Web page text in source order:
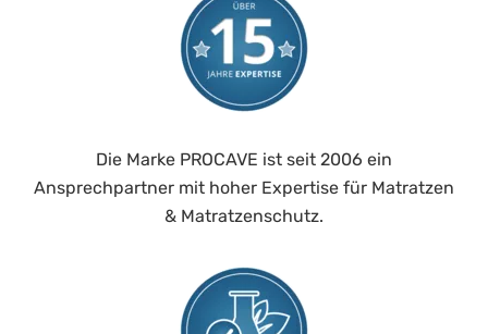
Die Marke PROCAVE ist seit 2006 ein
Ansprechpartner mit hoher Expertise für Matratzen
& Matratzenschutz.